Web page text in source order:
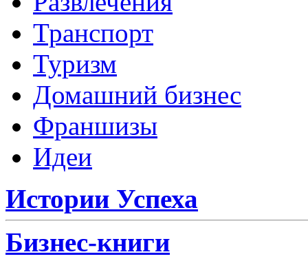
Транспорт
Туризм
Домашний бизнес
Франшизы
Идеи
Истории Успеха
Бизнес-книги